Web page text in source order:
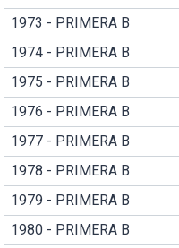
1973 - PRIMERA B
1974 - PRIMERA B
1975 - PRIMERA B
1976 - PRIMERA B
1977 - PRIMERA B
1978 - PRIMERA B
1979 - PRIMERA B
1980 - PRIMERA B